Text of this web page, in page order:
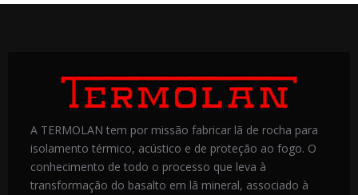
A TERMOLAN tem por missão fabricar lã de rocha para
isolamento térmico, acústico e de proteção ao fogo. O
conhecimento de todo o processo que leva à
transformação do basalto em lã mineral, associado à